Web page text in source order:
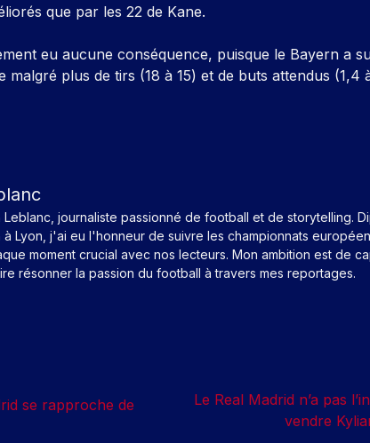
que par les 22 de Kane.
eu aucune conséquence, puisque le Bayern a
malgré plus de tirs (18 à 15) et de buts attendus (1,4
Leblanc, journaliste passionné de football et de storytelling.
à Lyon, j'ai eu l'honneur de suivre les championnats
moment crucial avec nos lecteurs. Mon ambition est de
résonner la passion du football à travers mes reportages.
se rapproche de
Le Real Madrid n’a pas
vendre